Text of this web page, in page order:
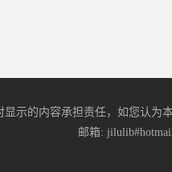
示的内容承担责任，如您认
邮箱: